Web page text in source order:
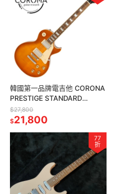
韓國第一品牌電吉他 CORONA
PRESTIGE STANDARD
LEMON BURST LP22 LMB 雙
雙
$27,800
$21,800
77
折